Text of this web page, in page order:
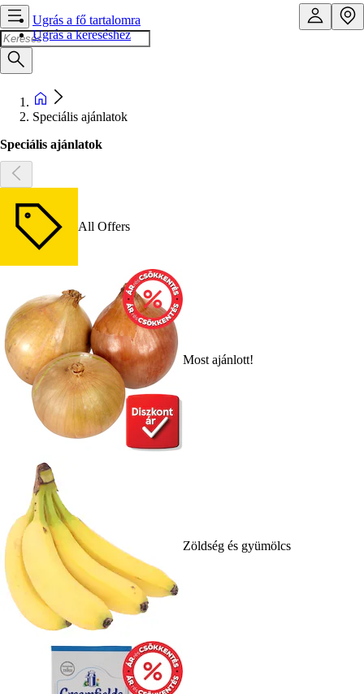
Ugrás a fő tartalomra
Ugrás a kereséshez
Speciális ajánlatok
Speciális ajánlatok
All Offers
Most ajánlott!
Zöldség és gyümölcs